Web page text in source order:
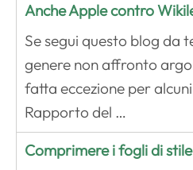
Anche Apple contro
Se segui questo blog da
genere non affronto
fatta eccezione per
Rapporto del …
Comprimere i fogli di stile